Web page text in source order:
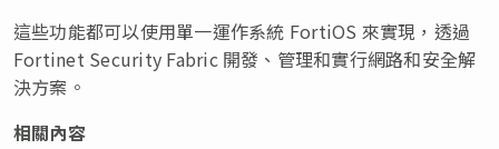
這些功能都可以使用單一運作系統 FortiOS 來實現，透過
Fortinet Security Fabric 開發、管理和實行網路和安全解
決方案。
相關內容